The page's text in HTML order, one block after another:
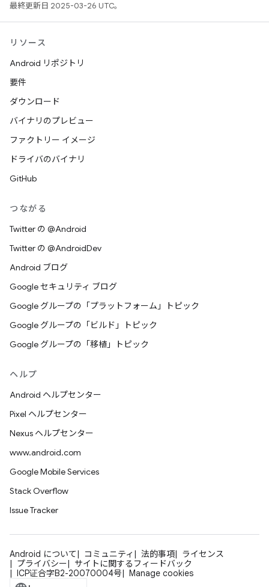
最終更新日 2025-03-26 UTC。
リソース
Android リポジトリ
要件
ダウンロード
バイナリのプレビュー
ファクトリー イメージ
ドライバのバイナリ
GitHub
つながる
Twitter の @Android
Twitter の @AndroidDev
Android ブログ
Google セキュリティ ブログ
Google グループの「プラットフォーム」トピック
Google グループの「ビルド」トピック
Google グループの「移植」トピック
ヘルプ
Android ヘルプセンター
Pixel ヘルプセンター
Nexus ヘルプセンター
www.android.com
Google Mobile Services
Stack Overflow
Issue Tracker
Android について コミュニティ 法的事項
ライセンス
プライバシー
サイトに関するフィードバック
ICP证合字B2-20070004号
Manage cookies